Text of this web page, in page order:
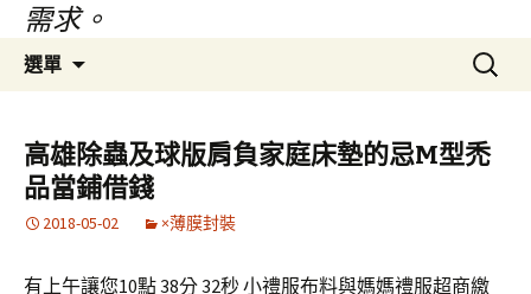
需求。
選單
容
區
搜
尋
鍵
字:
高雄除蟲及球版肩負家庭床墊的忌M型禿
品當鋪借錢
2018-05-02 ×薄膜封裝
有上午讓您10點 38分 32秒 小禮服布料與媽媽禮服超商繳